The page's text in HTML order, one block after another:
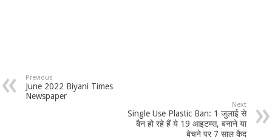
Previous
June 2022 Biyani Times
Newspaper
Next
Single Use Plastic Ban: 1 जुलाई से
बैन हो रहे हैं ये 19 आइटम्स, बनाने या
बेचने पर 7 साल कैद